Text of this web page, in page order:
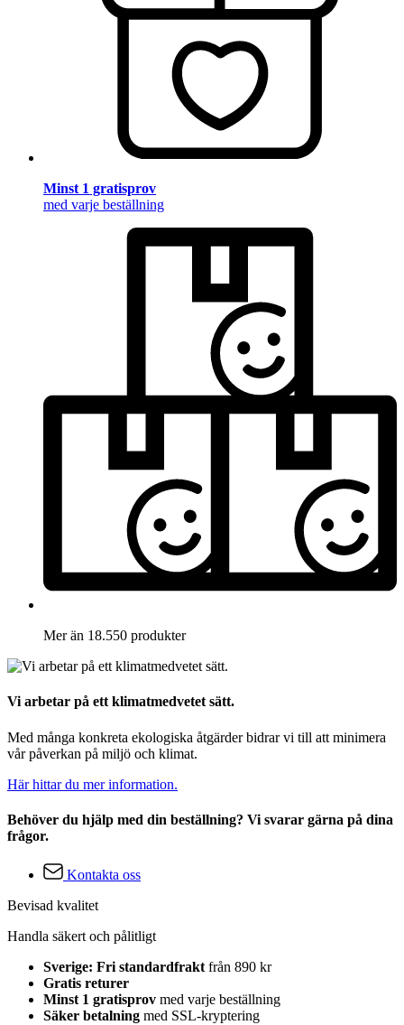
Minst 1 gratisprov
med varje beställning
Mer än 18.550 produkter
Vi arbetar på ett klimatmedvetet sätt.
Med många konkreta ekologiska åtgärder bidrar vi till att minimera
vår påverkan på miljö och klimat.
Här hittar du mer information.
Behöver du hjälp med din beställning? Vi svarar gärna på dina
frågor.
Kontakta oss
Bevisad kvalitet
Handla säkert och pålitligt
Sverige: Fri standardfrakt från 890 kr
Gratis returer
Minst 1 gratisprov med varje beställning
Säker betalning med SSL-kryptering